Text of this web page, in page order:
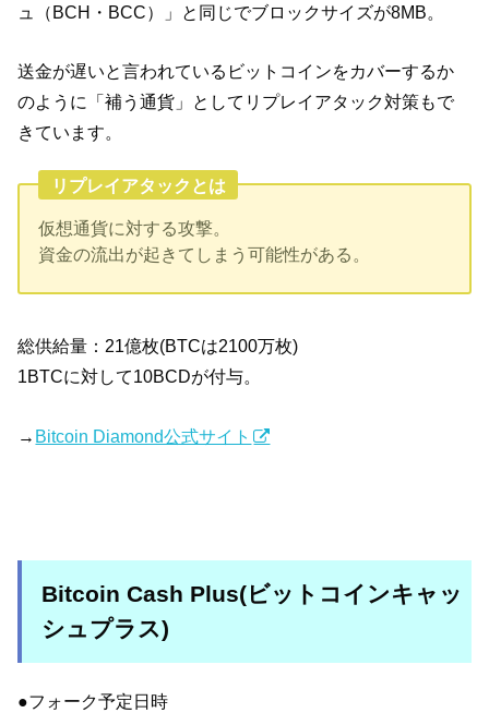
ュ（BCH・BCC）」と同じでブロックサイズが8MB。
送金が遅いと言われているビットコインをカバーするか
のように「補う通貨」としてリプレイアタック対策もで
きています。
リプレイアタックとは
仮想通貨に対する攻撃。
資金の流出が起きてしまう可能性がある。
総供給量：21億枚(BTCは2100万枚)
1BTCに対して10BCDが付与。
→ Bitcoin Diamond公式サイト
Bitcoin Cash Plus(ビットコインキャッ
シュプラス)
●フォーク予定日時